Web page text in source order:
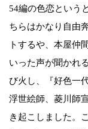
54編の色恋という
ちらはかなり自由
トするや、本屋仲
いった声が聞かれ
び火し、『好色一
浮世絵師、菱川師
き起こしました。